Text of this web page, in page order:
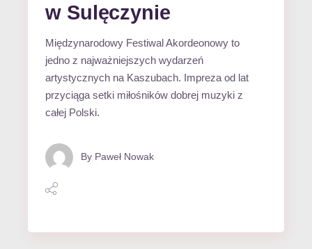
w Sulęczynie
Międzynarodowy Festiwal Akordeonowy to
jedno z najważniejszych wydarzeń
artystycznych na Kaszubach. Impreza od lat
przyciąga setki miłośników dobrej muzyki z
całej Polski.
By Paweł Nowak